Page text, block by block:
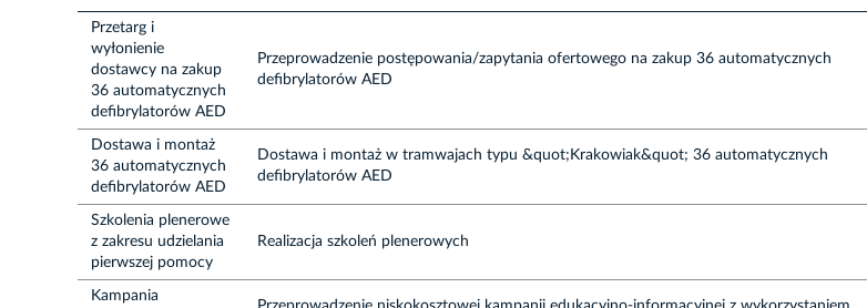
Przetarg i
wyłonienie
dostawcy na zakup
36 automatycznych
defibrylatorów AED
Przeprowadzenie postępowania/zapytania ofertowego na zakup 36 automatycznych
defibrylatorów AED
Dostawa i montaż
36 automatycznych
defibrylatorów AED
Dostawa i montaż w tramwajach typu &quot;Krakowiak&quot; 36 automatycznych
defibrylatorów AED
Szkolenia plenerowe
z zakresu udzielania
pierwszej pomocy
Realizacja szkoleń plenerowych
Kampania